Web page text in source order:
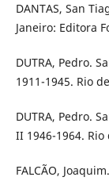
DANTAS, San
Janeiro: Editora
DUTRA, Pedro.
1911-1945. Rio
DUTRA, Pedro.
II 1946-1964.
FALCÃO,